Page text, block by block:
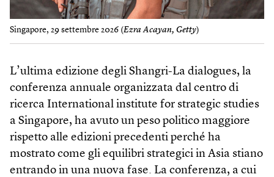
Singapore, 29 settembre 2026 (Ezra Acayan, Getty)
L’ultima edizione degli Shangri-La dialogues, la
conferenza annuale organizzata dal centro di
ricerca International institute for strategic studies
a Singapore, ha avuto un peso politico maggiore
rispetto alle edizioni precedenti perché ha
mostrato come gli equilibri strategici in Asia stiano
entrando in una nuova fase. La conferenza, a cui